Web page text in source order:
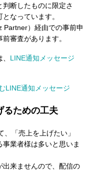
断したものに限定さ
なっています。
Partner）経由での事前申
審査があります。
LINE通知メッセージ
LINE通知メッセージ
るための工夫
「売上を上げたい」
事業者様は多いと思いま
出来ませんので、配信の